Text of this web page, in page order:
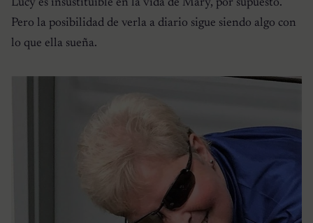
Lucy es insustituible en la vida de Mary, por supuesto.
Pero la posibilidad de verla a diario sigue siendo algo con
lo que ella sueña.